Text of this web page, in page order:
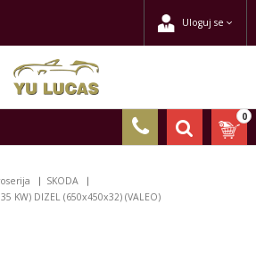
Uloguj se
0
SKODA
KW) DIZEL (650x450x32) (VALEO)